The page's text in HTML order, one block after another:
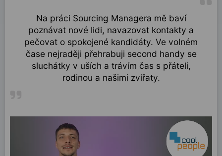
Na práci Sourcing Managera mě baví
poznávat nové lidi, navazovat kontakty a
pečovat o spokojené kandidáty. Ve volném
čase nejraději přehrabuji second handy se
sluchátky v uších a trávím čas s přáteli,
rodinou a našimi zvířaty.